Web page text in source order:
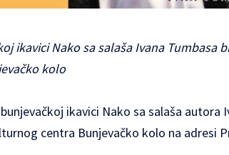
ikavici Nako sa salaša Ivana Tumbasa
kolo
ikavici Nako sa salaša autora
centra Bunjevačko kolo na adresi